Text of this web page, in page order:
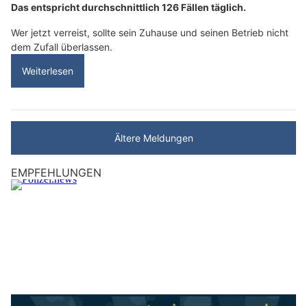
Das entspricht durchschnittlich 126 Fällen täglich.
Wer jetzt verreist, sollte sein Zuhause und seinen Betrieb nicht
dem Zufall überlassen.
Weiterlesen
Ältere Meldungen
EMPFEHLUNGEN